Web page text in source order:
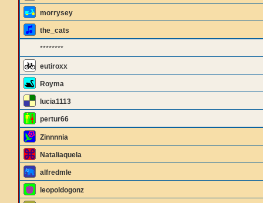
morrysey
the_cats
********
eutiroxx
Royma
lucia1113
pertur66
Zinnnnia
Nataliaquela
alfredmle
leopoldogonz